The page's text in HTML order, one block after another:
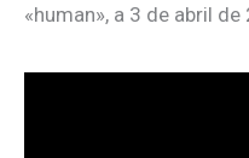
«human», a 3 de abril de